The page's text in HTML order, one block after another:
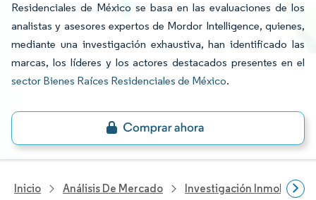
Residenciales de México se basa en las evaluaciones de los
analistas y asesores expertos de Mordor Intelligence, quienes,
mediante una investigación exhaustiva, han identificado las
marcas, los líderes y los actores destacados presentes en el
sector Bienes Raíces Residenciales de México.
Inicio Análisis De Mercado Investigación Inmobiliaria